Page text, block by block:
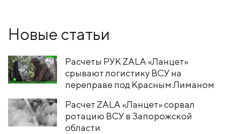
Новые статьи
Расчеты РУК ZALA «Ланцет»
срывают логистику ВСУ на
переправе под Красным Лиманом
Расчет ZALA «Ланцет» сорвал
ротацию ВСУ в Запорожской
области